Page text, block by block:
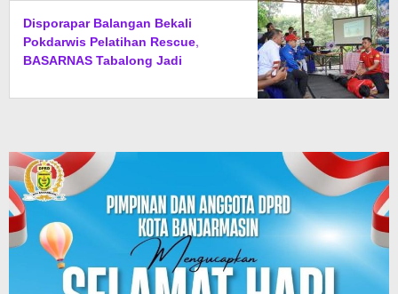
Disporapar Balangan Bekali
Pokdarwis Pelatihan Rescue,
BASARNAS Tabalong Jadi